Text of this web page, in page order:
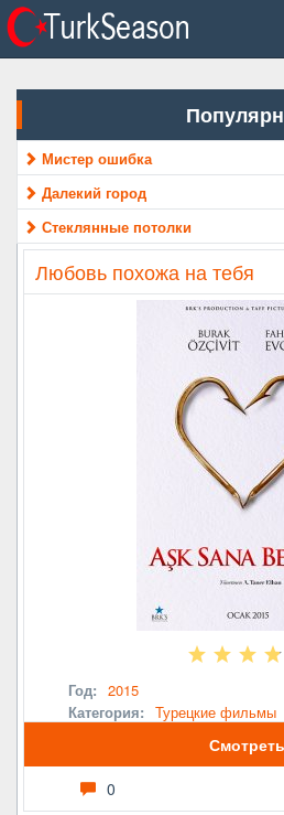
Мистер ошибка
Далекий город
Стеклянные потолки
Любовь похожа на тебя
Год: 2015
Категория: Турецкие фильмы
Смотреть
0